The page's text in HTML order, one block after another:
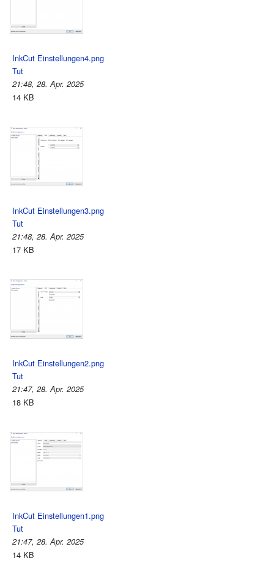
InkCut Einstellungen4.png
Tut
21:48, 28. Apr. 2025
14 KB
InkCut Einstellungen3.png
Tut
21:48, 28. Apr. 2025
17 KB
InkCut Einstellungen2.png
Tut
21:47, 28. Apr. 2025
18 KB
InkCut Einstellungen1.png
Tut
21:47, 28. Apr. 2025
14 KB